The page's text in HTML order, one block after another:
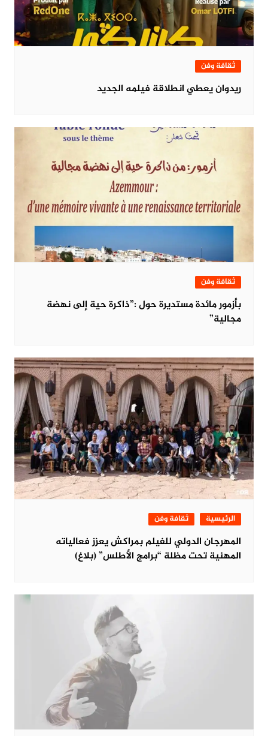
ثقافة وفن
ريدوان يعطي انطلاقة فيلمه الجديد
ثقافة وفن
بأزمور مائدة مستديرة حول :”ذاكرة حية إلى نهضة
مجالية”
الرئيسية ثقافة وفن
المهرجان الدولي للفيلم بمراكش يعزز فعالياته
المهنية تحت مظلة “برامج الأطلس” (بلاغ)